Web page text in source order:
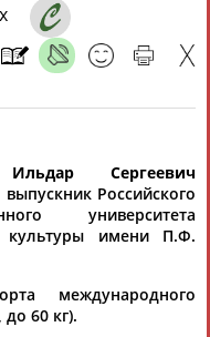
года,
Расширенный поиск
Сергеевич
выпускник Российского
университета
культуры имени П.Ф.
международного
до 60 кг).